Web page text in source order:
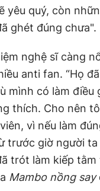
yêu quý, còn
ghét đúng chưa".
nghệ sĩ càng
anti fan. “Họ
mình có làm điều
thích. Cho nên
vì nếu làm
trước giờ người
trót làm kiếp tằm
Mambo nồng say